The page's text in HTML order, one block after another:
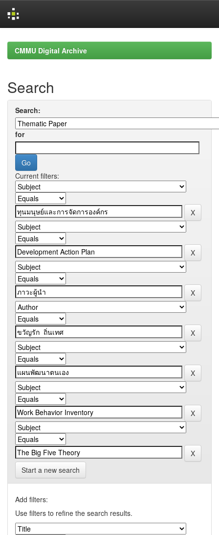
navigationCMMU Digital Archive
Search
Search:
for
Current filters:
Start a new search
Add filters:
Use filters to refine the search results.